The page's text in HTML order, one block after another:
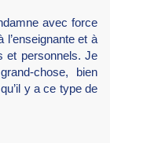
avec force
l’enseignante et à
et personnels. Je
chose, bien
y a ce type de